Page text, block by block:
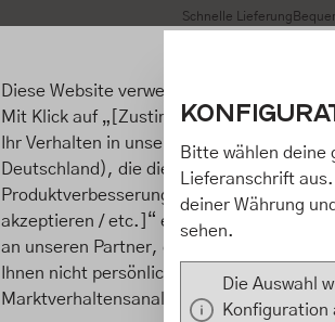
Schnelle Lieferung
Diese Website verwendet Cookies, um
Mit Klick auf „[Zustimmen / Alles
Ihr Verhalten in unserem Shop an
Deutschland), die diese Daten Ihnen
Produktverbesserungen,
akzeptieren / etc.]“ erteilen Sie Ihre
an unseren Partner, die shopware AG
Ihnen nicht persönlich zuordnen kann,
Marktverhaltensanalysen) verarbeiten
Bitte wählen deine
Lieferanschrift
deiner Währung
sehen.
Die Auswahl